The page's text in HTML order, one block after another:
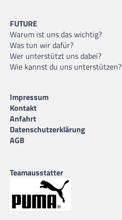
FUTURE
Warum ist uns das wichtig?
Was tun wir dafür?
Wer unterstützt uns dabei?
Wie kannst du uns unterstützen?
Impressum
Kontakt
Anfahrt
Datenschutzerklärung
AGB
Teamausstatter